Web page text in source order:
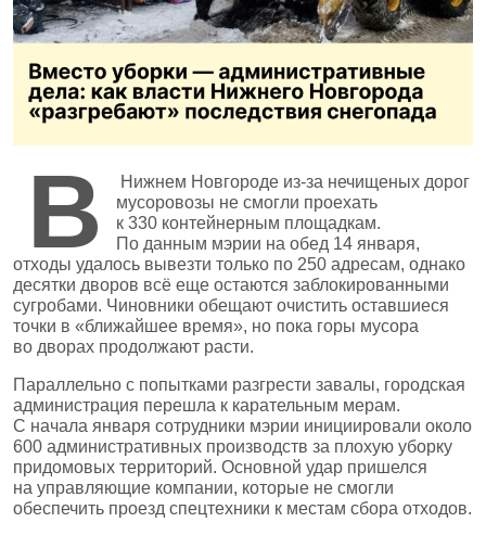
В
Нижнем Новгороде из‑за нечищеных дорог
мусоровозы не смогли проехать
к 330 контейнерным площадкам.
По данным мэрии на обед 14 января,
отходы удалось вывезти только по 250 адресам, однако
десятки дворов всё еще остаются заблокированными
сугробами. Чиновники обещают очистить оставшиеся
точки в «ближайшее время», но пока горы мусора
во дворах продолжают расти.
Параллельно с попытками разгрести завалы, городская
администрация перешла к карательным мерам.
С начала января сотрудники мэрии инициировали около
600 административных производств за плохую уборку
придомовых территорий. Основной удар пришелся
на управляющие компании, которые не смогли
обеспечить проезд спецтехники к местам сбора отходов.